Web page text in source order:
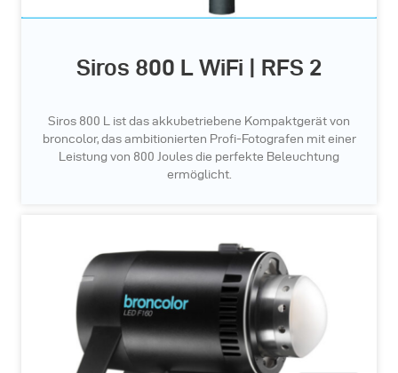
Siros 800 L WiFi | RFS 2
Siros 800 L ist das akkubetriebene Kompaktgerät von
broncolor, das ambitionierten Profi-Fotografen mit einer
Leistung von 800 Joules die perfekte Beleuchtung
ermöglicht.